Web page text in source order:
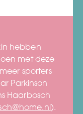
hebben
met deze
sporters
Parkinson
Haarbosch
).